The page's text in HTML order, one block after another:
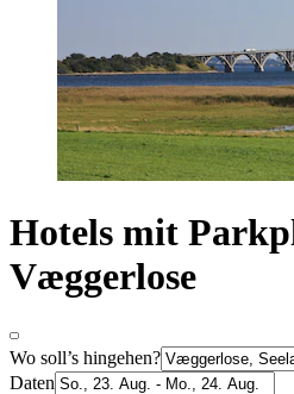
Hotels mit
Væggerlose
Wo soll’s hingehen?
Daten